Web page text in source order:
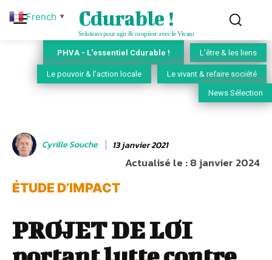
Cdurable !
Solutions pour agir & coopérer avec le Vivant
PHVA - L'essentiel Cdurable ! L'être & les liens
Le pouvoir & l'action locale Le vivant & refaire société
News Sélection
Cyrille Souche 13 janvier 2021
Actualisé le :8 janvier 2024
ÉTUDE D’IMPACT
PROJET DE LOI
French ▼